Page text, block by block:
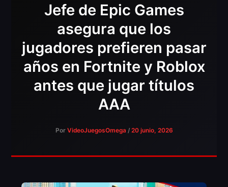
Jefe de Epic Games
asegura que los
jugadores prefieren pasar
años en Fortnite y Roblox
antes que jugar títulos
AAA
Por VideoJuegosOmega / 20 junio, 2026